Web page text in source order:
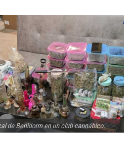
de Benidorm en un club cannábico.